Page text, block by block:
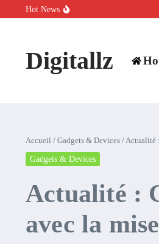
Aller au contenu
Hot News
Comment l’IA simplifie la
Digitallz
Accueil / Gadgets & Devices /Actualité
Gadgets & Devices
Actualité :
avec la